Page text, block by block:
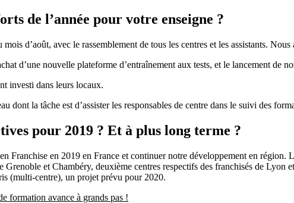
de l’année pour votre enseigne ?
d’août, avec le rassemblement de tous les centres et les assistants.
d’une nouvelle plateforme d’entraînement aux tests, et le lancement de
investi dans leurs locaux.
dont la tâche est d’assister les responsables de centre dans le suivi des
pour 2019 ? Et à plus long terme ?
Franchise en 2019 en France et continuer notre développement en région.
Grenoble et Chambéry, deuxième centres respectifs des franchisés de
(multi-centre), un projet prévu pour 2020.
formation avance à grands pas !